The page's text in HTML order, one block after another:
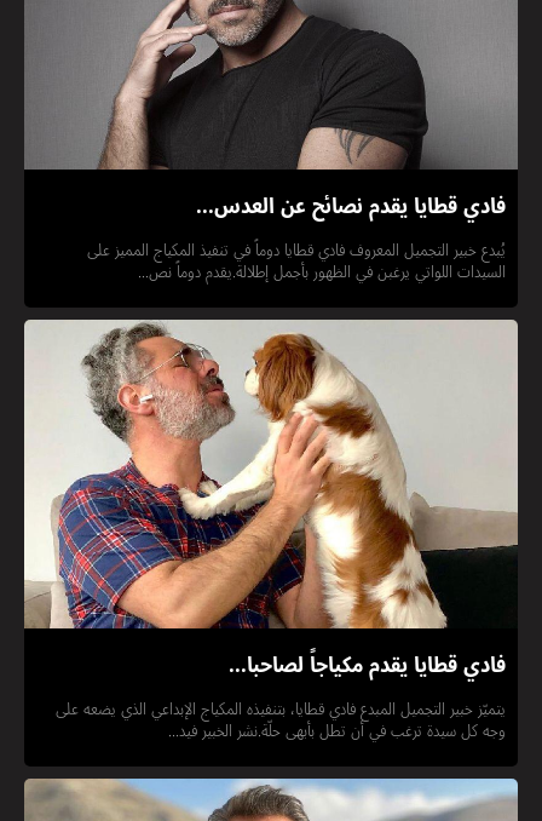
فادي قطايا يقدم نصائح عن العدس...
يُبدع خبير التجميل المعروف فادي قطايا دوماً في تنفيذ المكياج المميز على
السيدات اللواتي يرغبن في الظهور بأجمل إطلالة.يقدم دوماً نص...
فادي قطايا يقدم مكياجاً لصاحبا...
يتميّز خبير التجميل المبدع فادي قطايا، بتنفيذه المكياج الإبداعي الذي يضعه على
وجه كل سيدة ترغب في أن تطل بأبهى حلّة.نشر الخبير فيد...